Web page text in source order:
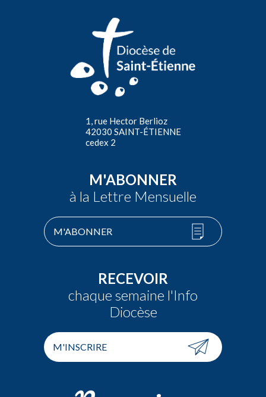
1, rue Hector Berlioz
42030 SAINT-ÉTIENNE
cedex 2
M'ABONNER
à la Lettre Mensuelle
M'ABONNER
RECEVOIR
chaque semaine l'Info
Diocèse
M'INSCRIRE